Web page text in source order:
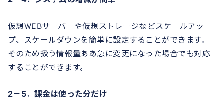
仮想WEBサーバーや仮想ストレージなどスケールアッ
プ、スケールダウンを簡単に設定することができます。
そのため扱う情報量ああ急に変更になった場合でも対応
することができます。
2－5．課金は使った分だけ